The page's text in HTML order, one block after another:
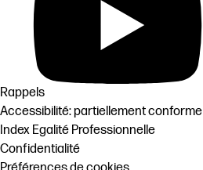
Rappels
Accessibilité: partiellement conforme
Index Egalité Professionnelle
Confidentialité